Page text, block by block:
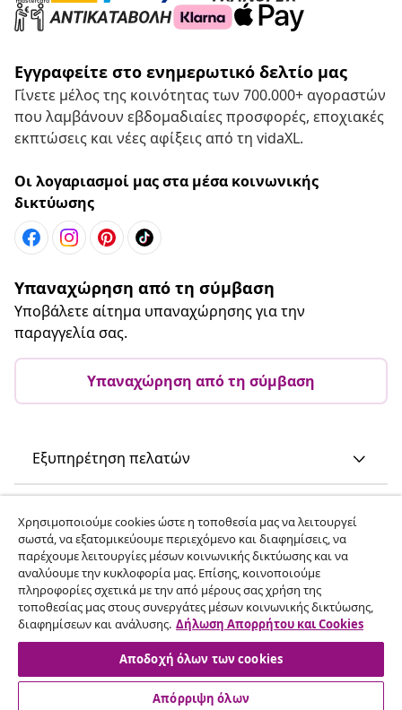
Εγγραφείτε στο ενημερωτικό δελτίο μας
Γίνετε μέλος της κοινότητας των 700.000+ αγοραστών
που λαμβάνουν εβδομαδιαίες προσφορές, εποχιακές
εκπτώσεις και νέες αφίξεις από τη vidaXL.
Οι λογαριασμοί μας στα μέσα κοινωνικής
δικτύωσης
Υπαναχώρηση από τη σύμβαση
Υποβάλετε αίτημα υπαναχώρησης για την
παραγγελία σας.
Υπαναχώρηση από τη σύμβαση
Εξυπηρέτηση πελατών
vidaXL
Ανακαλύψτε περισσότερα
Χρησιμοποιούμε cookies ώστε η τοποθεσία μας να λειτουργεί
σωστά, να εξατομικεύουμε περιεχόμενο και διαφημίσεις, να
παρέχουμε λειτουργίες μέσων κοινωνικής δικτύωσης και να
αναλύουμε την κυκλοφορία μας. Επίσης, κοινοποιούμε
πληροφορίες σχετικά με την από μέρους σας χρήση της
τοποθεσίας μας στους συνεργάτες μέσων κοινωνικής δικτύωσης,
διαφημίσεων και ανάλυσης. Δήλωση Απορρήτου και Cookies
Αποδοχή όλων των cookies
Απόρριψη όλων